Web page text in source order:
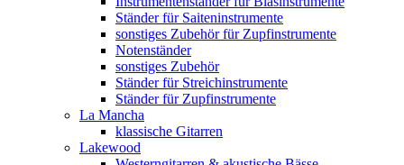
Ständer für Saiteninstrumente
sonstiges Zubehör für Zupfinstrumente
Notenständer
sonstiges Zubehör
Ständer für Streichinstrumente
Ständer für Zupfinstrumente
La Mancha
klassische Gitarren
Lakewood